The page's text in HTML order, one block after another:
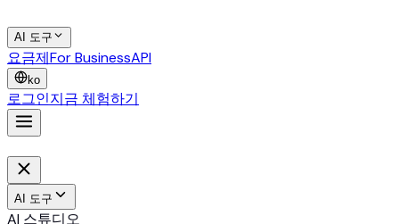
AI 도구
요금제For BusinessAPI
ko
로그인지금 체험하기
AI 도구
AI 스튜디오